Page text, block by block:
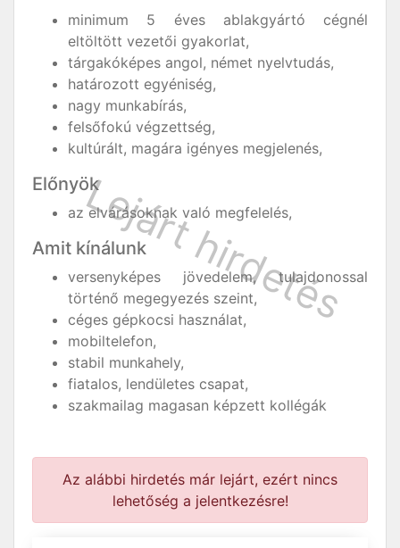
minimum 5 éves ablakgyártó cégnél
eltöltött vezetői gyakorlat,
tárgakóképes angol, német nyelvtudás,
határozott egyéniség,
nagy munkabírás,
felsőfokú végzettség,
kultúrált, magára igényes megjelenés,
Előnyök
az elvárásoknak való megfelelés,
Amit kínálunk
versenyképes jövedelem, tulajdonossal
történő megegyezés szeint,
céges gépkocsi használat,
mobiltelefon,
stabil munkahely,
fiatalos, lendületes csapat,
szakmailag magasan képzett kollégák
Az alábbi hirdetés már lejárt, ezért nincs
lehetőség a jelentkezésre!